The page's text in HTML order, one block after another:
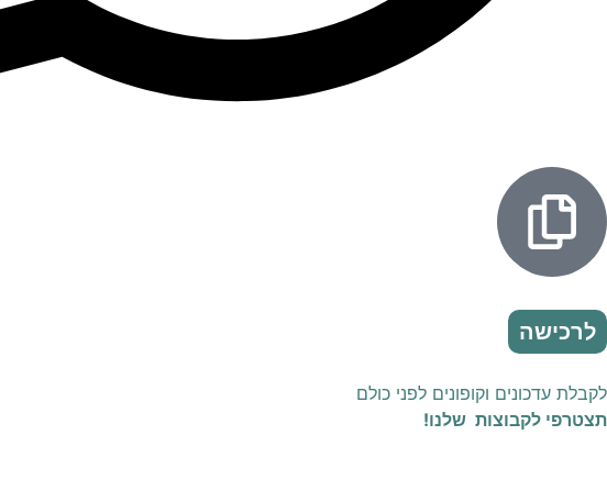
לרכישה
לקבלת עדכונים וקופונים לפני כולם
תצטרפי לקבוצות שלנו!